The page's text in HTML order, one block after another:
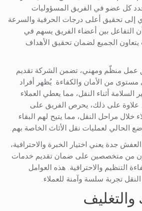
كل عضو في الفريق المسؤوليات
إلى تحقيق أعلى درجات الحرفية والسرعة
التفاعل بين أعضاء الفريق يسهم في
يتعاون الجميع لضمان تحقيق الأهداف
عمل منظّم ومهني، تضمن الشركة تقديم
من الأمان والكفاءة. يُظهر أفراد
السلامة أثناء النقل، مما يعطي العملاء
علاوة على ذلك، يحرص الفريق على
خلال مراحل النقل، مما يتيح لهم البقاء
الحالي لعمليات نقل الأثاث الخاصة بهم.
جدة يعني اختيار الخبرة والاحترافية،
من متخصصين على ضمان تقديم خدمات
التنظيم والاحترافية. هذه العوامل
تجربة سلسة وآمنة للعملاء.